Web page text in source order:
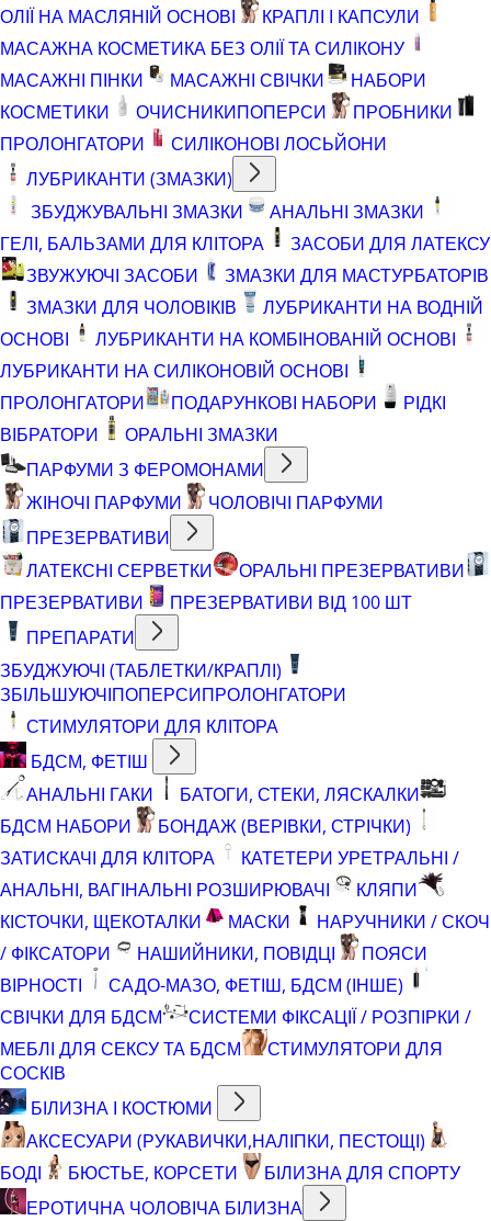
ОЛІЇ НА МАСЛЯНІЙ ОСНОВІ
КРАПЛІ І КАПСУЛИ
МАСАЖНА КОСМЕТИКА БЕЗ ОЛІЇ ТА СИЛІКОНУ
МАСАЖНІ ПІНКИ
МАСАЖНІ СВІЧКИ
НАБОРИ
КОСМЕТИКИ
ОЧИСНИКИПОПЕРСИ
ПРОБНИКИ
ПРОЛОНГАТОРИ
СИЛІКОНОВІ ЛОСЬЙОНИ
ЛУБРИКАНТИ (ЗМАЗКИ)
ЗБУДЖУВАЛЬНІ ЗМАЗКИ
АНАЛЬНІ ЗМАЗКИ
ГЕЛІ, БАЛЬЗАМИ ДЛЯ КЛІТОРА
ЗАСОБИ ДЛЯ ЛАТЕКСУ
ЗВУЖУЮЧІ ЗАСОБИ
ЗМАЗКИ ДЛЯ МАСТУРБАТОРІВ
ЗМАЗКИ ДЛЯ ЧОЛОВІКІВ
ЛУБРИКАНТИ НА ВОДНІЙ
ОСНОВІ
ЛУБРИКАНТИ НА КОМБІНОВАНІЙ ОСНОВІ
ЛУБРИКАНТИ НА СИЛІКОНОВІЙ ОСНОВІ
ПРОЛОНГАТОРИ
ПОДАРУНКОВІ НАБОРИ
РІДКІ
ВІБРАТОРИ
ОРАЛЬНІ ЗМАЗКИ
ПАРФУМИ З ФЕРОМОНАМИ
ЖІНОЧІ ПАРФУМИ
ЧОЛОВІЧІ ПАРФУМИ
ПРЕЗЕРВАТИВИ
ЛАТЕКСНІ СЕРВЕТКИ
ОРАЛЬНІ ПРЕЗЕРВАТИВИ
ПРЕЗЕРВАТИВИ
ПРЕЗЕРВАТИВИ ВІД 100 ШТ
ПРЕПАРАТИ
ЗБУДЖУЮЧІ (ТАБЛЕТКИ/КРАПЛІ)
ЗБІЛЬШУЮЧІПОПЕРСИПРОЛОНГАТОРИ
СТИМУЛЯТОРИ ДЛЯ КЛІТОРА
БДСМ, ФЕТІШ
АНАЛЬНІ ГАКИ
БАТОГИ, СТЕКИ, ЛЯСКАЛКИ
БДСМ НАБОРИ
БОНДАЖ (ВЕРІВКИ, СТРІЧКИ)
ЗАТИСКАЧІ ДЛЯ КЛІТОРА
КАТЕТЕРИ УРЕТРАЛЬНІ /
АНАЛЬНІ, ВАГІНАЛЬНІ РОЗШИРЮВАЧІ
КЛЯПИ
КІСТОЧКИ, ЩЕКОТАЛКИ
МАСКИ
НАРУЧНИКИ / СКОЧ
/ ФІКСАТОРИ
НАШИЙНИКИ, ПОВІДЦІ
ПОЯСИ
ВІРНОСТІ
САДО-МАЗО, ФЕТІШ, БДСМ (ІНШЕ)
СВІЧКИ ДЛЯ БДСМ
СИСТЕМИ ФІКСАЦІЇ / РОЗПІРКИ /
МЕБЛІ ДЛЯ СЕКСУ ТА БДСМ
СТИМУЛЯТОРИ ДЛЯ
СОСКІВ
БІЛИЗНА І КОСТЮМИ
АКСЕСУАРИ (РУКАВИЧКИ,НАЛІПКИ, ПЕСТОЩІ)
БОДІ
БЮСТЬЕ, КОРСЕТИ
БІЛИЗНА ДЛЯ СПОРТУ
ЕРОТИЧНА ЧОЛОВІЧА БІЛИЗНА